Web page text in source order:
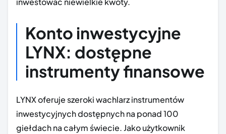
Konto inwestycyjne
LYNX: dostępne
instrumenty finansowe
LYNX oferuje szeroki wachlarz instrumentów
inwestycyjnych dostępnych na ponad 100
giełdach na całym świecie. Jako użytkownik